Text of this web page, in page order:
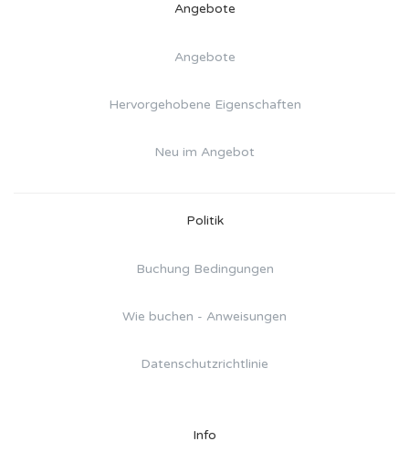
Angebote
Angebote
Hervorgehobene Eigenschaften
Neu im Angebot
Politik
Buchung Bedingungen
Wie buchen - Anweisungen
Datenschutzrichtlinie
Info